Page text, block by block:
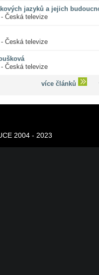
jazyků a jejich
Česká televize
Česká televize
Česká televize
více článků
2004 - 2023